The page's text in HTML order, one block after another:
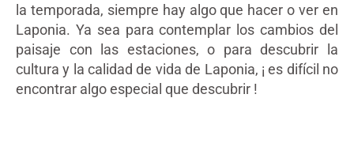
la temporada, siempre hay algo que hacer o ver en
Laponia. Ya sea para contemplar los cambios del
paisaje con las estaciones, o para descubrir la
cultura y la calidad de vida de Laponia, ¡ es difícil no
encontrar algo especial que descubrir !